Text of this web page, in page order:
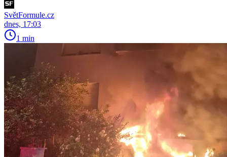
SvětFormule.cz
dnes, 17:03
1 min